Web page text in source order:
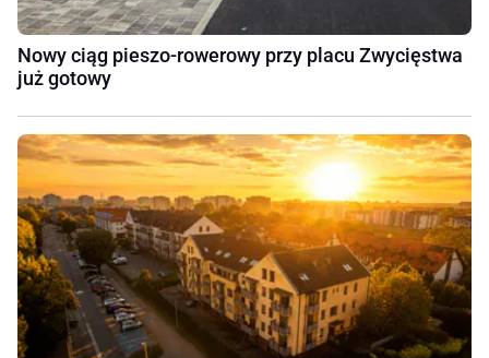
Nowy ciąg pieszo-rowerowy przy placu Zwycięstwa
już gotowy